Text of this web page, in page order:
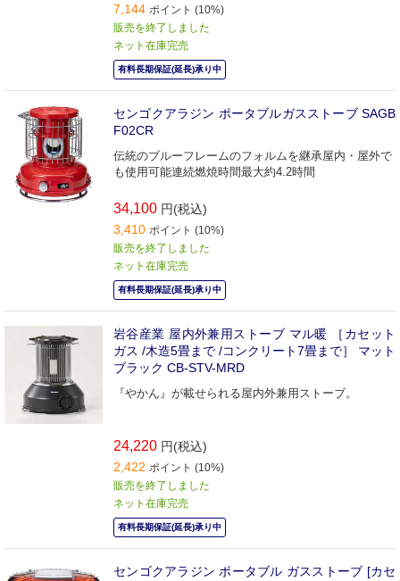
7,144 ポイント (10%)
販売を終了しました
ネット在庫完売
有料長期保証(延長)承り中
センゴクアラジン ポータブルガスストーブ SAGB
F02CR
伝統のブルーフレームのフォルムを継承屋内・屋外で
も使用可能連続燃焼時間最大約4.2時間
34,100 円(税込)
3,410 ポイント (10%)
販売を終了しました
ネット在庫完売
有料長期保証(延長)承り中
岩谷産業 屋内外兼用ストーブ マル暖 ［カセット
ガス /木造5畳まで /コンクリート7畳まで］ マット
ブラック CB-STV-MRD
『やかん』が載せられる屋内外兼用ストーブ。
24,220 円(税込)
2,422 ポイント (10%)
販売を終了しました
ネット在庫完売
有料長期保証(延長)承り中
センゴクアラジン ポータブル ガスストーブ [カセ